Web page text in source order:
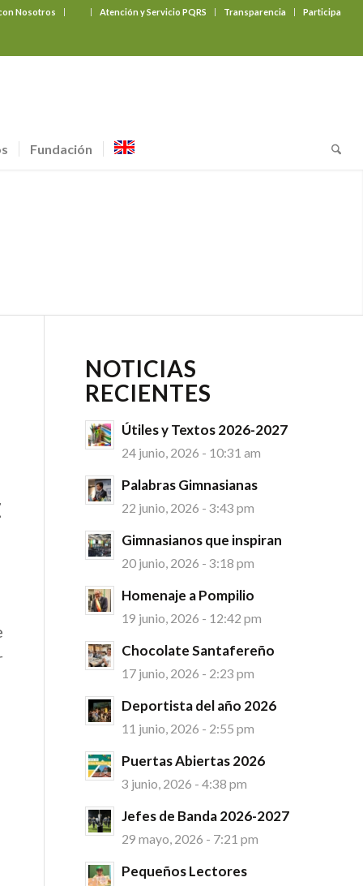
Nosotros Atención y Servicio PQRS Transparencia Participa
Fundación
NOTICIAS
RECIENTES
Útiles y Textos 2026-2027
24 junio, 2026 - 10:31 am
Palabras Gimnasianas
22 junio, 2026 - 3:43 pm
Gimnasianos que inspiran
20 junio, 2026 - 3:18 pm
Homenaje a Pompilio
19 junio, 2026 - 12:42 pm
Chocolate Santafereño
17 junio, 2026 - 2:23 pm
Deportista del año 2026
11 junio, 2026 - 2:55 pm
Puertas Abiertas 2026
3 junio, 2026 - 4:38 pm
Jefes de Banda 2026-2027
29 mayo, 2026 - 7:21 pm
Pequeños Lectores